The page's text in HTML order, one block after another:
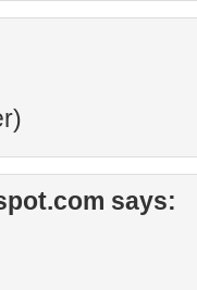
says: